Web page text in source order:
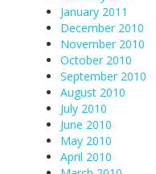
January 2011
December 2010
November 2010
October 2010
September 2010
August 2010
July 2010
June 2010
May 2010
April 2010